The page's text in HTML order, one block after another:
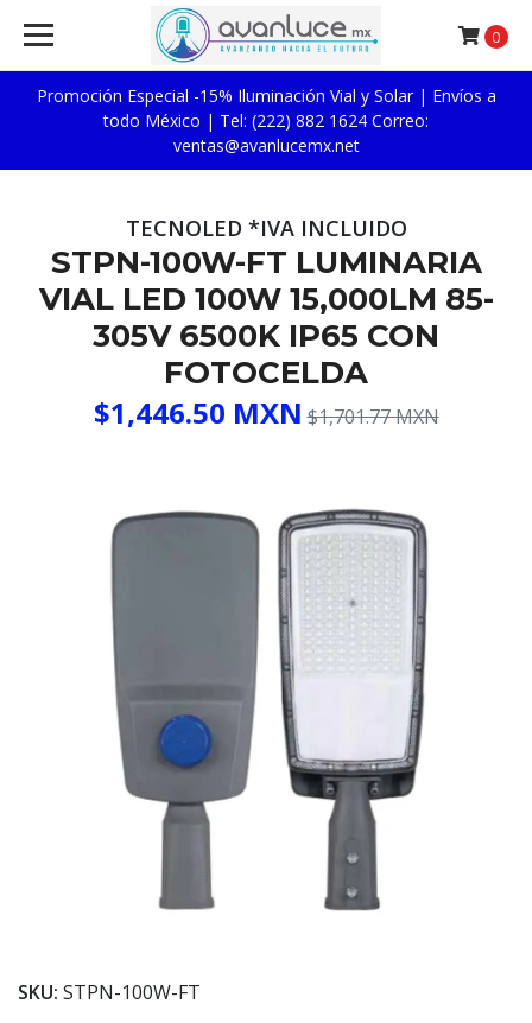
Promoción Especial -15% Iluminación Vial y Solar | Envíos a
todo México | Tel: (222) 882 1624 Correo:
ventas@avanlucemx.net
0
TECNOLED *IVA INCLUIDO
STPN-100W-FT LUMINARIA
VIAL LED 100W 15,000LM 85-
305V 6500K IP65 CON
FOTOCELDA
$1,446.50 MXN $1,701.77 MXN
SKU: STPN-100W-FT